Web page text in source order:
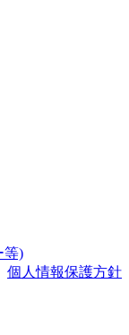
等)
個人情報保護方針